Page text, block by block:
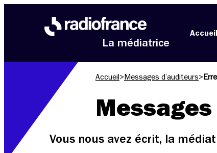
La médiatrice
Accueil
Accueil > Messages d’auditeurs>
Vous nous avez écrit, la